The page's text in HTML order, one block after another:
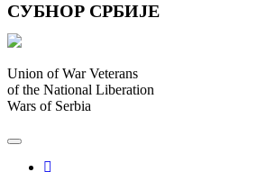
СУБНОР СРБИЈЕ
Union of War Veterans
of the National Liberation
Wars of Serbia